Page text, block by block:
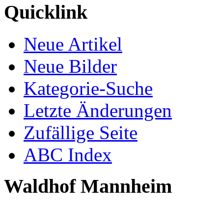
Quicklink
Neue Artikel
Neue Bilder
Kategorie-Suche
Letzte Änderungen
Zufällige Seite
ABC Index
Waldhof Mannheim